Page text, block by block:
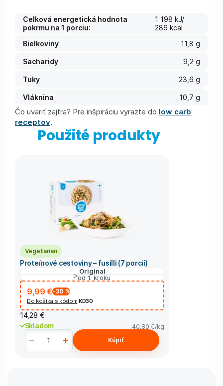
Celková energetická hodnota
pokrmu na 1 porciu:
1 198 kJ/
286 kcal
Bielkoviny
11,8 g
Sacharidy
9,2 g
Tuky
23,6 g
Vláknina
10,7 g
Čo uvariť zajtra? Pre inšpiráciu vyrazte do low carb
receptov.
Použité produkty
Vegetarian
Proteínové cestoviny – fusilli (7 porcií)
Original
od 1. kroku
9,99 €-30 %
Do košíka s kódom KD30
14,28 €
Skladom 40,80 €/kg
Kúpiť